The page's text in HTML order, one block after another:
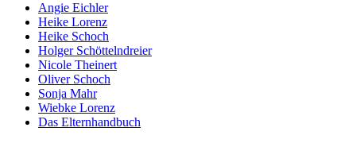
Angie Eichler
Heike Lorenz
Heike Schoch
Holger Schöttelndreier
Nicole Theinert
Oliver Schoch
Sonja Mahr
Wiebke Lorenz
Das Elternhandbuch